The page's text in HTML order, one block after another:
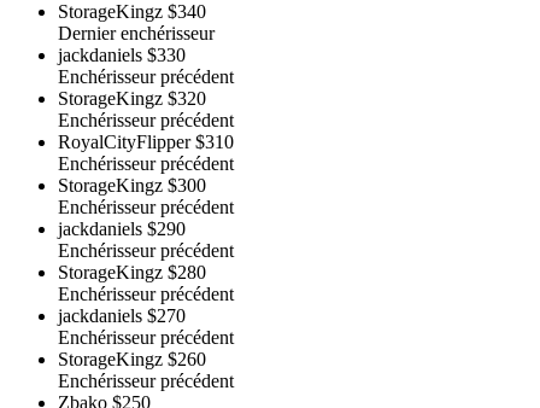
StorageKingz $340
Dernier enchérisseur
jackdaniels $330
Enchérisseur précédent
StorageKingz $320
Enchérisseur précédent
RoyalCityFlipper $310
Enchérisseur précédent
StorageKingz $300
Enchérisseur précédent
jackdaniels $290
Enchérisseur précédent
StorageKingz $280
Enchérisseur précédent
jackdaniels $270
Enchérisseur précédent
StorageKingz $260
Enchérisseur précédent
Zbako $250